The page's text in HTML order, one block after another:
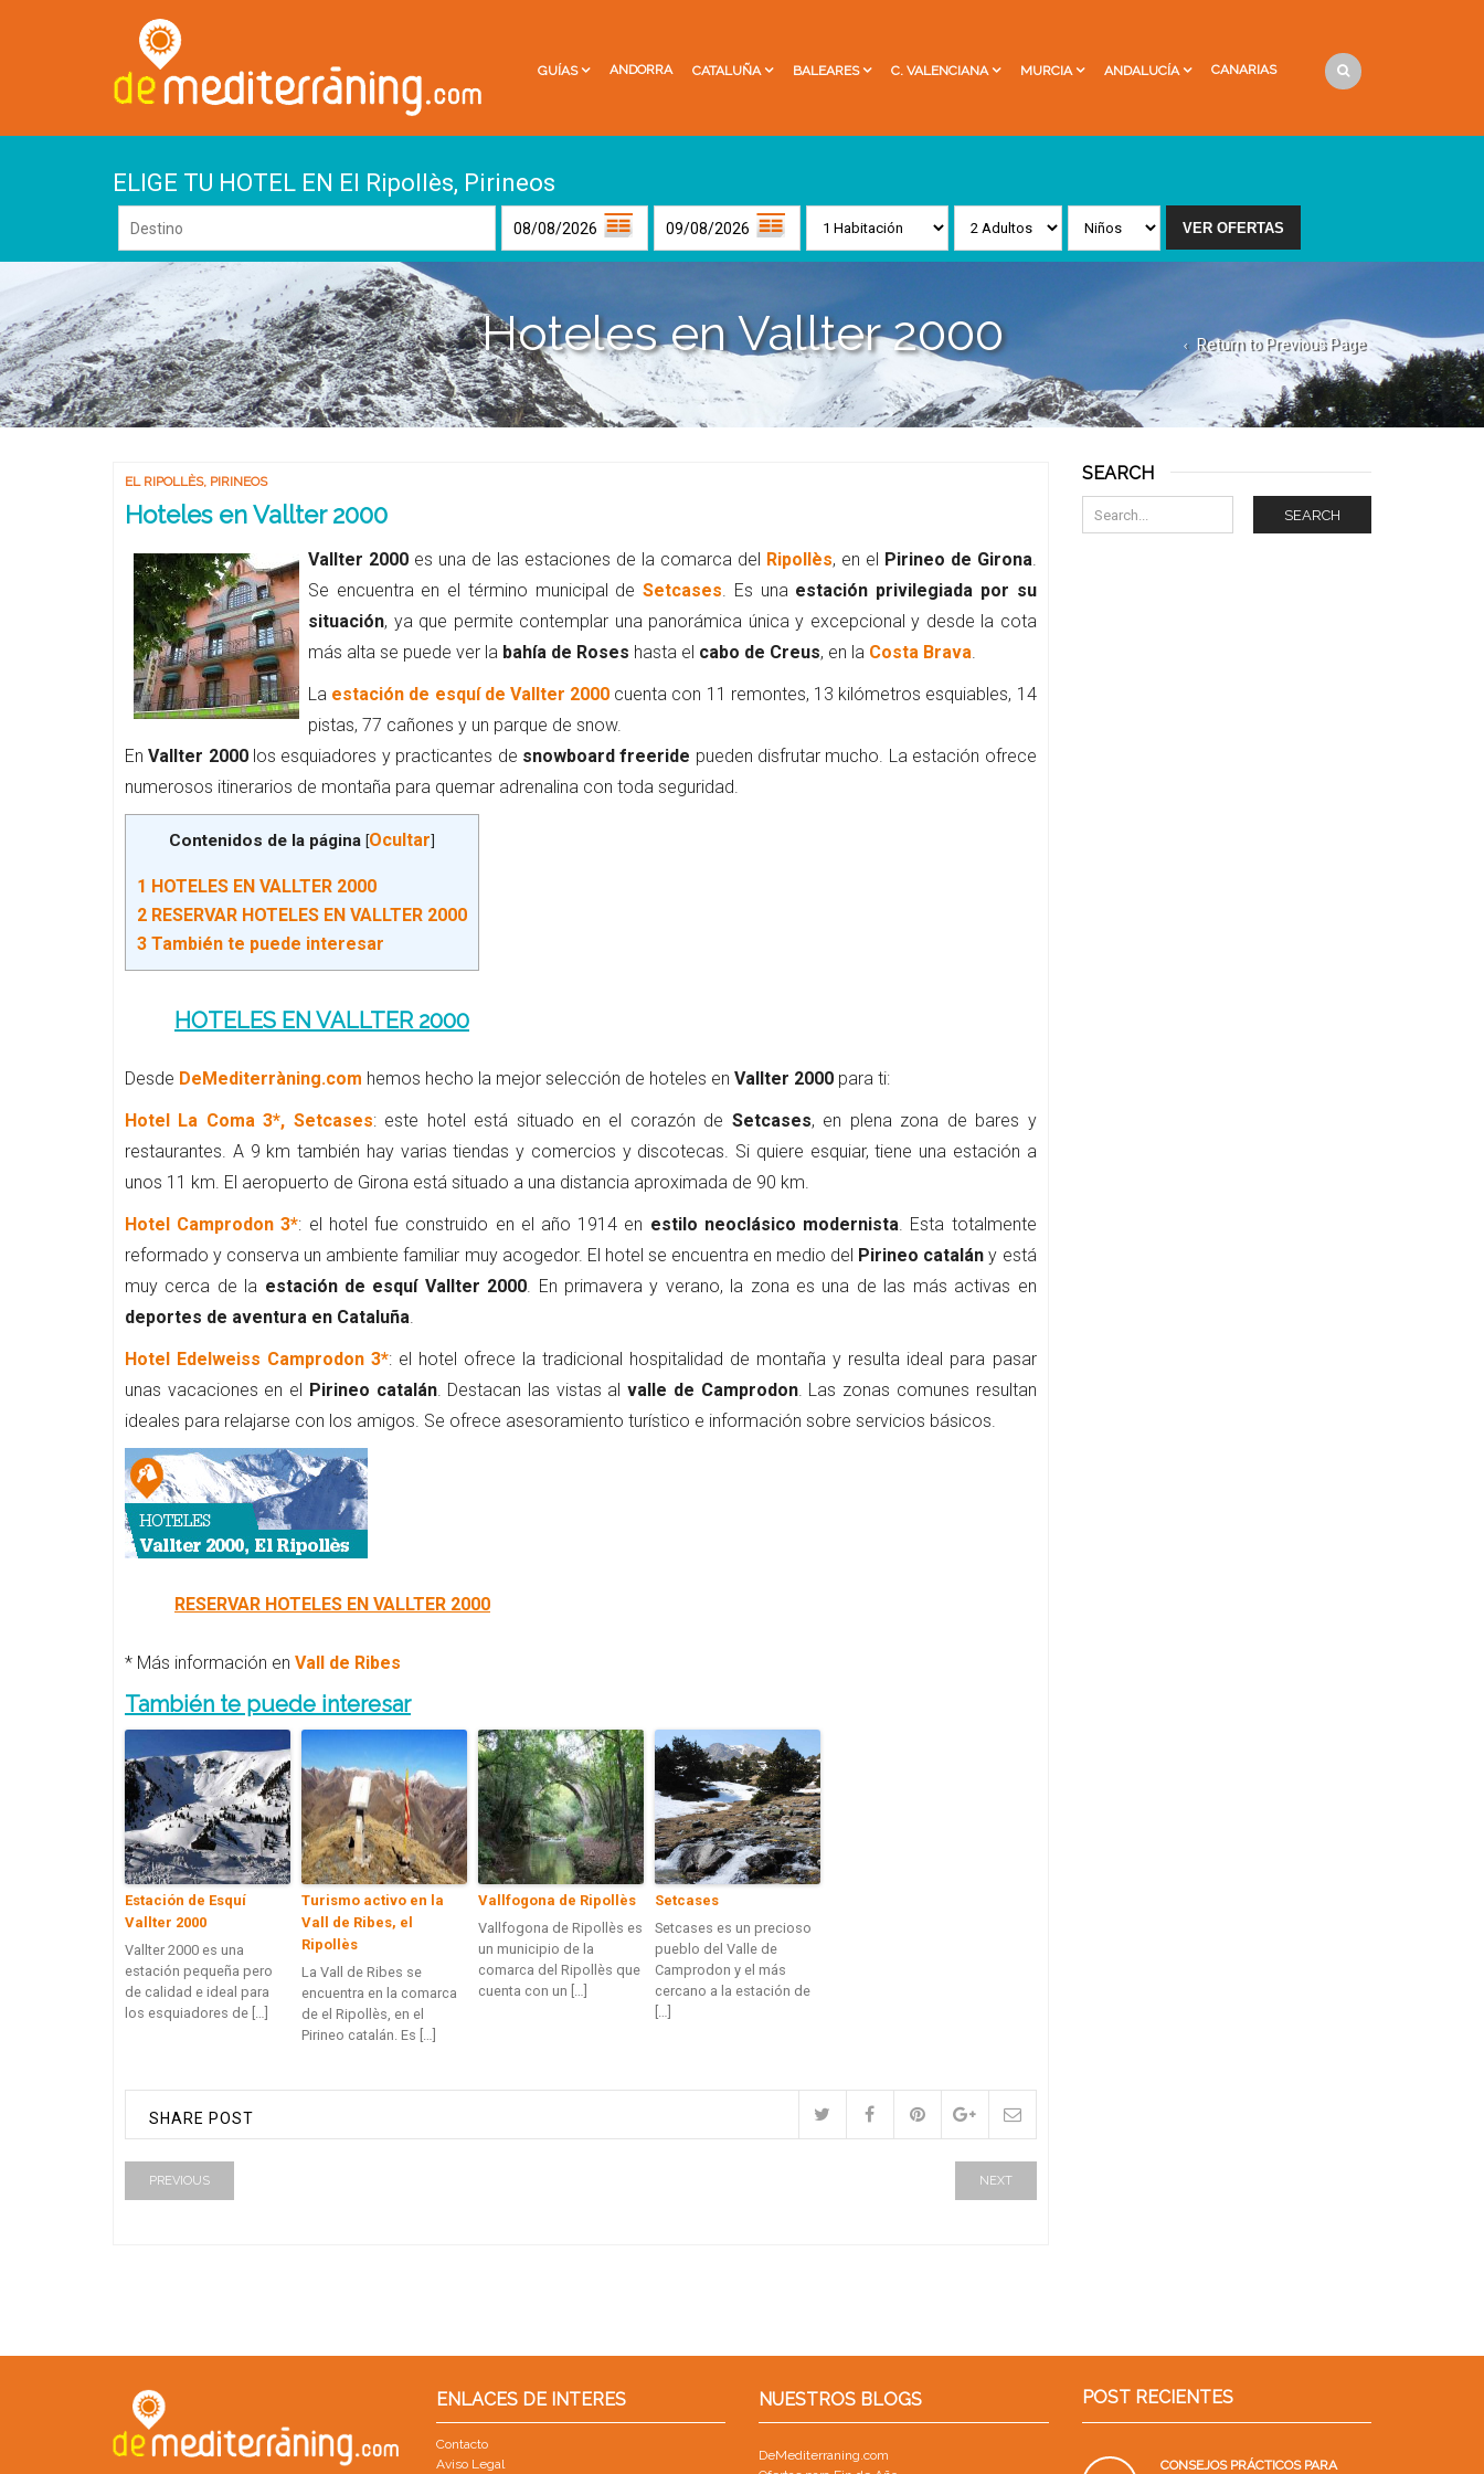
GUÍAS ANDORRA CATALUÑA BALEARES C. VALENCIANA MURCIA ANDALUCÍA CANARIAS
ELIGE TU HOTEL EN El Ripollès, Pirineos
Hoteles en Vallter 2000 Return to Previous Page
EL RIPOLLÈS, PIRINEOS
Hoteles en Vallter 2000
Vallter 2000es una de las estaciones de la comarca del Ripollès, en el Pirineo de Girona.
Se encuentra en el término municipal deSetcases. Es una estación privilegiada por su
situación, ya que permite contemplar una panorámica única y excepcional y desde la cota
más alta se puede ver la bahía de Roses hasta el cabo de Creus, en la Costa Brava.
La estación de esquí de Vallter 2000 cuenta con 11 remontes, 13 kilómetros esquiables, 14
pistas, 77 cañones y un parque de snow.
EnVallter 2000los esquiadores y practicantes de snowboard freeride pueden disfrutar mucho. La estación ofrece
numerosos itinerarios de montaña para quemar adrenalina con toda seguridad.
Contenidos de la página [Ocultar]
1 HOTELES EN VALLTER 2000
2 RESERVAR HOTELES EN VALLTER 2000
3 También te puede interesar
HOTELES EN VALLTER 2000
Desde DeMediterràning.com hemos hecho la mejor selección de hoteles en Vallter 2000 para ti:
Hotel La Coma 3*, Setcases: este hotel está situado en el corazón de Setcases, en plena zona de bares y
restaurantes. A 9 km también hay varias tiendas y comercios y discotecas. Si quiere esquiar, tiene una estación a
unos 11 km. El aeropuerto de Girona está situado a una distancia aproximada de 90 km.
Hotel Camprodon 3*: el hotel fue construido en el año 1914 en estilo neoclásico modernista. Esta totalmente
reformado y conserva un ambiente familiar muy acogedor. El hotel se encuentra en medio del Pirineo catalán y está
muy cerca de la estación de esquí Vallter 2000. En primavera y verano, la zona es una de las más activas en
deportes de aventura en Cataluña.
Hotel Edelweiss Camprodon 3*: el hotel ofrece la tradicional hospitalidad de montaña y resulta ideal para pasar
unas vacaciones en el
Pirineo catalán. Destacan las vistas alvalle de Camprodon. Las zonas comunes resultan
ideales para relajarse con los amigos. Se ofrece asesoramiento turístico e información sobre servicios básicos.
RESERVAR HOTELES EN VALLTER 2000
* Más información en Vall de Ribes
También te puede interesar
Estación de Esquí
Vallter 2000
Vallter 2000 es una
estación pequeña pero
de calidad e ideal para
los esquiadores de […]
Turismo activo en la
Vall de Ribes, el
Ripollès
La Vall de Ribes se
encuentra en la comarca
de el Ripollès, en el
Pirineo catalán. Es […]
Vallfogona de Ripollès
Vallfogona de Ripollès es
un municipio de la
comarca del Ripollès que
cuenta con un […]
Setcases
Setcases es un precioso
pueblo del Valle de
Camprodon y el más
cercano a la estación de
[…]
SHARE POST
PREVIOUS NEXT
SEARCH
SEARCH
ENLACES DE INTERES
Contacto
Aviso Legal
NUESTROS BLOGS
DeMediterraning.com
POST RECIENTES
CONSEJOS PRÁCTICOS PARA